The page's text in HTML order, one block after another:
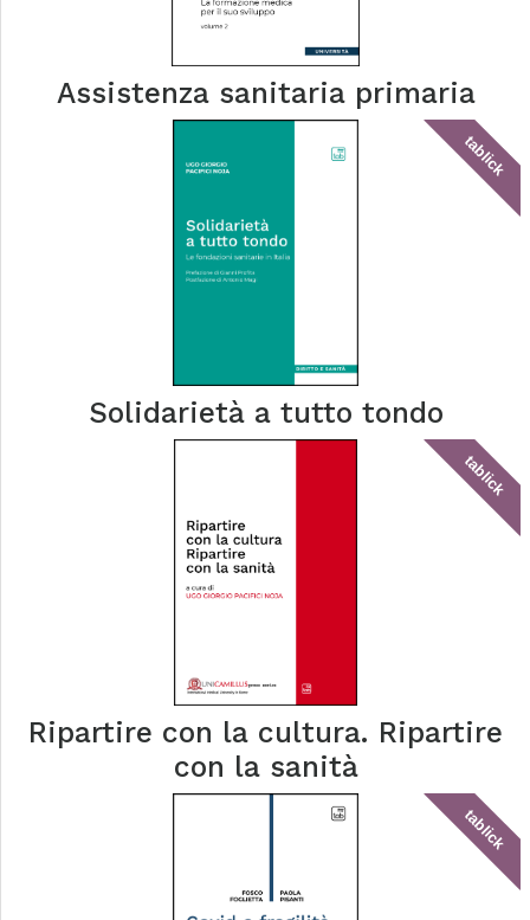
Assistenza sanitaria primaria
tablick
Solidarietà a tutto tondo
tablick
Ripartire con la cultura. Ripartire
con la sanità
tablick